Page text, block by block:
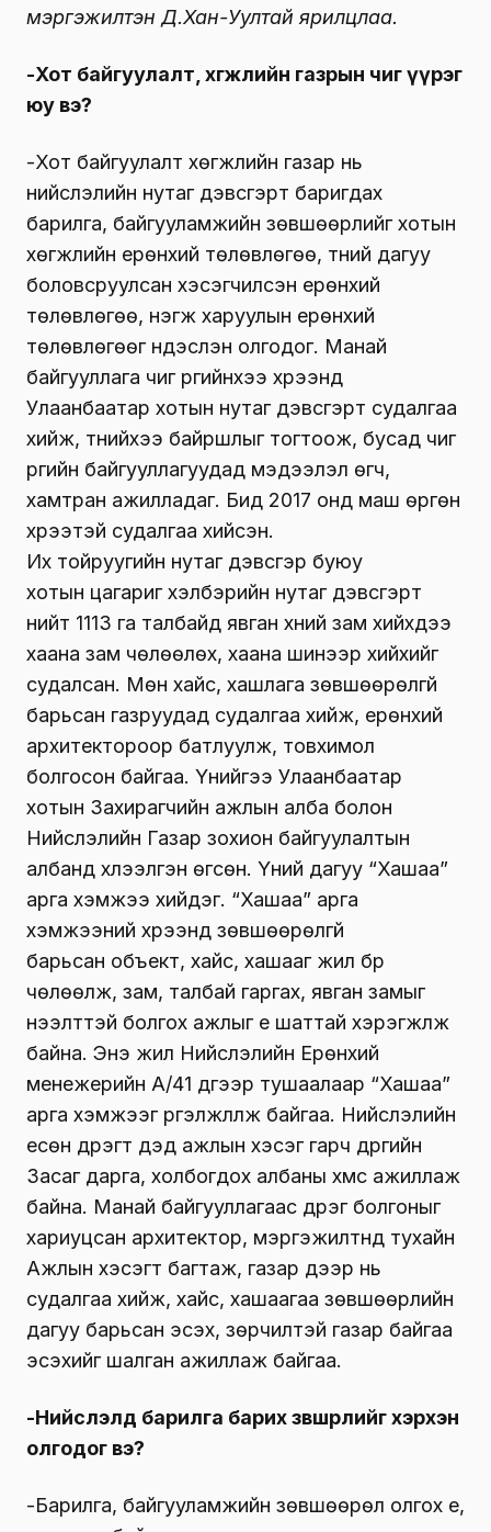
мэргэжилтэн Д.Хан-Уултай ярилцлаа.
-Хот байгуулалт, хөгжлийн газрын чиг үүрэг
юу вэ?
-Хот байгуулалт хөгжлийн газар нь
нийслэлийн нутаг дэвсгэрт баригдах
барилга, байгууламжийн зөвшөөрлийг хотын
хөгжлийн ерөнхий төлөвлөгөө, түүний дагуу
боловсруулсан хэсэгчилсэн ерөнхий
төлөвлөгөө, нэгж харуулын ерөнхий
төлөвлөгөөг үндэслэн олгодог. Манай
байгууллага чиг үүргийнхээ хүрээнд
Улаанбаатар хотын нутаг дэвсгэрт судалгаа
хийж, түүнийхээ байршлыг тогтоож, бусад чиг
үүргийн байгууллагуудад мэдээлэл өгч,
хамтран ажилладаг. Бид 2017 онд маш өргөн
хүрээтэй судалгаа хийсэн.
Их тойруугийн нутаг дэвсгэр буюу
хотын цагариг хэлбэрийн нутаг дэвсгэрт
нийт 1113 га талбайд явган хүний зам хийхдээ
хаана зам чөлөөлөх, хаана шинээр хийхийг
судалсан. Мөн хайс, хашлага зөвшөөрөлгүй
барьсан газруудад судалгаа хийж, ерөнхий
архитектороор батлуулж, товхимол
болгосон байгаа. Үүнийгээ Улаанбаатар
хотын Захирагчийн ажлын алба болон
Нийслэлийн Газар зохион байгуулалтын
албанд хүлээлгэн өгсөн. Үүний дагуу “Хашаа”
арга хэмжээ хийдэг. “Хашаа” арга
хэмжээний хүрээнд зөвшөөрөлгүй
барьсан объект, хайс, хашааг жил бүр
чөлөөлж, зам, талбай гаргах, явган замыг
нээлттэй болгох ажлыг үе шаттай хэрэгжүүлж
байна. Энэ жил Нийслэлийн Ерөнхий
менежерийн А/41 дүгээр тушаалаар “Хашаа”
арга хэмжээг үргэлжлүүлж байгаа. Нийслэлийн
есөн дүүрэгт дэд ажлын хэсэг гарч дүүргийн
Засаг дарга, холбогдох албаны хүмүүс ажиллаж
байна. Манай байгууллагаас дүүрэг болгоныг
хариуцсан архитектор, мэргэжилтнүүд тухайн
Ажлын хэсэгт багтаж, газар дээр нь
судалгаа хийж, хайс, хашаагаа зөвшөөрлийн
дагуу барьсан эсэх, зөрчилтэй газар байгаа
эсэхийг шалган ажиллаж байгаа.
-Нийслэлд барилга барих зөвшөөрлийг хэрхэн
олгодог вэ?
-Барилга, байгууламжийн зөвшөөрөл олгох үе,